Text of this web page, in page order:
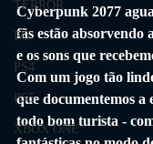
TERROR
PC
PS4
PS5
XBOX ONE
Cyberpunk 2077
fãs estão absorvendo
e os sons que
Com um jogo tão
que documentemos a
todo bom turista -